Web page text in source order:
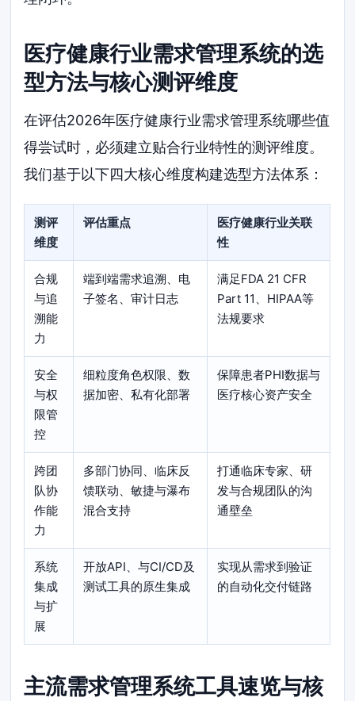
医疗健康行业需求管理系统的选
型方法与核心测评维度
在评估2026年医疗健康行业需求管理系统哪些值
得尝试时，必须建立贴合行业特性的测评维度。
我们基于以下四大核心维度构建选型方法体系：
测评
维度
评估重点
医疗健康行业关联
性
合规
与追
溯能
力
端到端需求追溯、电
子签名、审计日志
满足FDA 21 CFR
Part 11、HIPAA等
法规要求
安全
与权
限管
控
细粒度角色权限、数
据加密、私有化部署
保障患者PHI数据与
医疗核心资产安全
跨团
队协
作能
力
多部门协同、临床反
馈联动、敏捷与瀑布
混合支持
打通临床专家、研
发与合规团队的沟
通壁垒
系统
集成
与扩
展
开放API、与CI/CD及
测试工具的原生集成
实现从需求到验证
的自动化交付链路
主流需求管理系统工具速览与核